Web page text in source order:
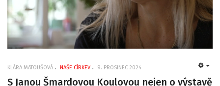
KLÁRA MATOUŠOVÁ NAŠE CÍRKEV 9. PROSINEC 2024
S Janou Šmardovou Koulovou nejen o výstavě